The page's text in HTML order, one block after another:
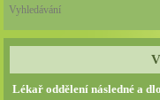
Lékař oddělení následné a